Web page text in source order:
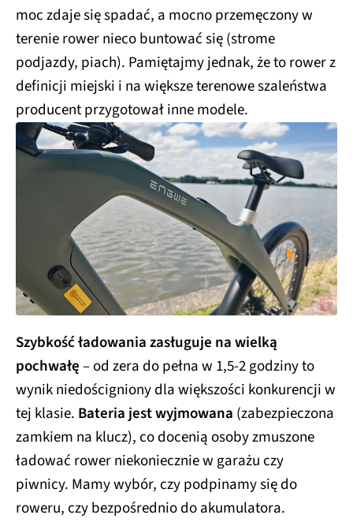
moc zdaje się spadać, a mocno przemęczony w
terenie rower nieco buntować się (strome
podjazdy, piach). Pamiętajmy jednak, że to rower z
definicji miejski i na większe terenowe szaleństwa
producent przygotował inne modele.
Szybkość ładowania zasługuje na wielką
pochwałę– od zera do pełna w 1,5-2 godziny to
wynik niedościgniony dla większości konkurencji w
tej klasie. Bateria jest wyjmowana (zabezpieczona
zamkiem na klucz), co docenią osoby zmuszone
ładować rower niekoniecznie w garażu czy
piwnicy. Mamy wybór, czy podpinamy się do
roweru, czy bezpośrednio do akumulatora.